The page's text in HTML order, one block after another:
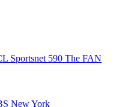
Sportsnet 590 The FAN
New York